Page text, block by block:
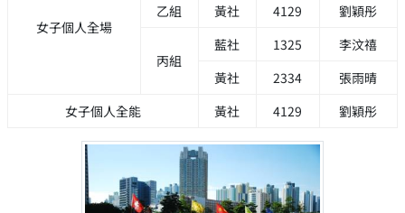
女子個人全場
乙組
黃社 4129 劉穎彤
丙組
藍社 1325
李汶禧
黃社
2334
張雨晴
女子個人全能
黃社 4129 劉穎彤